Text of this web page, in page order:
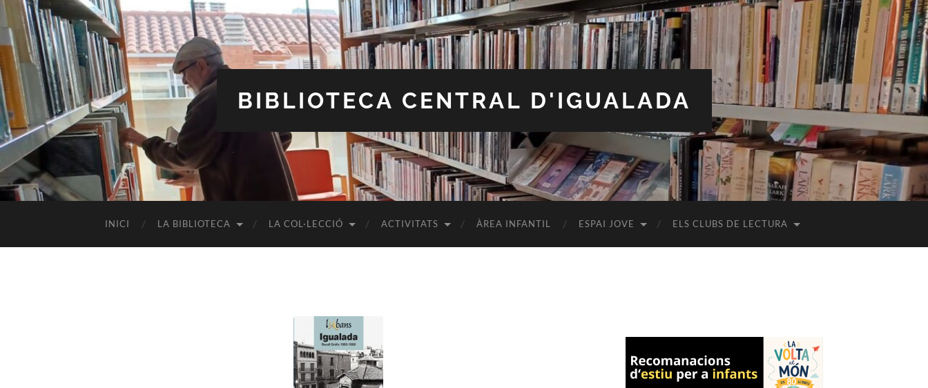
BIBLIOTECA CENTRAL D'IGUALADA
INICI LA BIBLIOTECA LA COL·LECCIÓ ACTIVITATS ÀREA INFANTIL ESPAI JOVE ELS CLUBS DE LECTURA